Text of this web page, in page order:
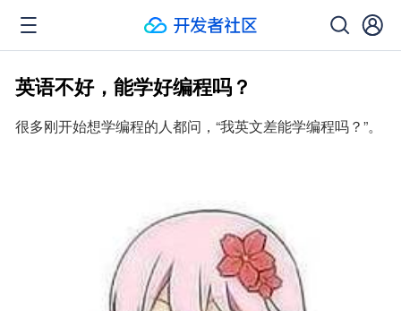
英语不好，能学好编程吗？
很多刚开始想学编程的人都问，“我英文差能学编程吗？”。